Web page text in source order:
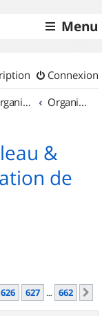
Menu
Connexion
Organisation de sorties & Recherche de partenaires Organisation de sorties en région Île de France
&
de
626 627 … 662